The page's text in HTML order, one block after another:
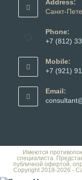
Address:
Санкт-
Phone:
+7 (812)
в
вашем
Mobile:
+7 (921)
в
вашем
Email:
Имеются
специалиста.
публичной офертой,
Copyright 2018-2026 -